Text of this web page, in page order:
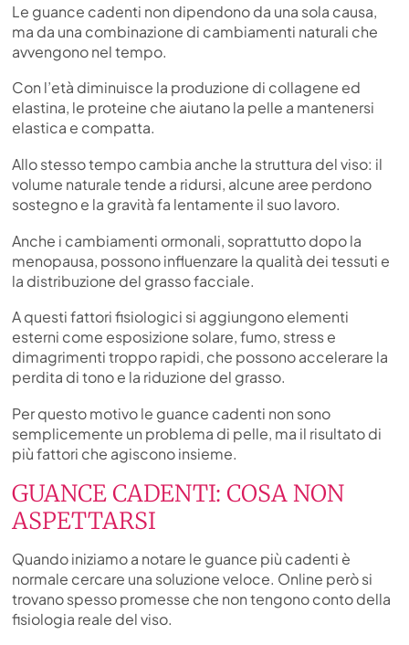
Le guance cadenti non dipendono da una sola causa,
ma da una combinazione di cambiamenti naturali che
avvengono nel tempo.
Con l’età diminuisce la produzione di collagene ed
elastina, le proteine che aiutano la pelle a mantenersi
elastica e compatta.
Allo stesso tempo cambia anche la struttura del viso: il
volume naturale tende a ridursi, alcune aree perdono
sostegno e la gravità fa lentamente il suo lavoro.
Anche i cambiamenti ormonali, soprattutto dopo la
menopausa, possono influenzare la qualità dei tessuti e
la distribuzione del grasso facciale.
A questi fattori fisiologici si aggiungono elementi
esterni come esposizione solare, fumo, stress e
dimagrimenti troppo rapidi, che possono accelerare la
perdita di tono e la riduzione del grasso.
Per questo motivo le guance cadenti non sono
semplicemente un problema di pelle, ma il risultato di
più fattori che agiscono insieme.
GUANCE CADENTI: COSA NON
ASPETTARSI
Quando iniziamo a notare le guance più cadenti è
normale cercare una soluzione veloce. Online però si
trovano spesso promesse che non tengono conto della
fisiologia reale del viso.